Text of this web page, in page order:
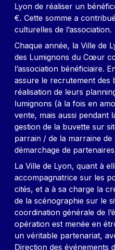
Lyon de réaliser un
€. Cette somme a
culturelles de l’association.
Chaque année, la Ville de
des Lumignons du Cœur
l’association bénéficiaire.
assure le recrutement des
réalisation de leurs
lumignons (à la fois en
vente, mais aussi pendant
gestion de la buvette sur
parrain / de la marraine de
démarchage de
La Ville de Lyon, quant à
accompagnatrice sur les
cités, et a à sa charge la
de la scénographie sur le
coordination générale de
opération est menée en
un véritable partenariat,
Direction des événements